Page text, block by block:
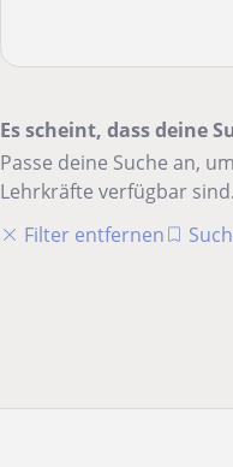
Es scheint, dass deine
Passe deine Suche an,
Lehrkräfte verfügbar sind.
Filter entfernen